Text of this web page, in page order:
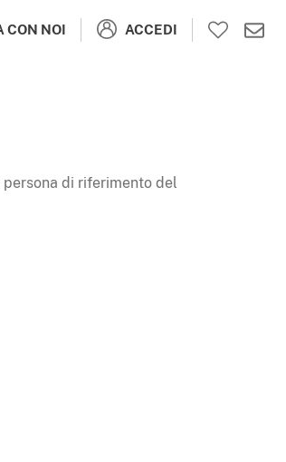
CON NOI ACCEDI
di riferimento del